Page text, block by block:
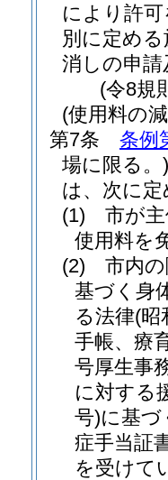
により許
別に定め
消しの申
(令8規
(使用料の
第7条
条例
場に限る。)
は、次に
(1)
市が
使用料を
(2)
市内
基づく身
る法律(昭
手帳、療
号厚生事
に対する
号)に基づ
症手当証
を受けて